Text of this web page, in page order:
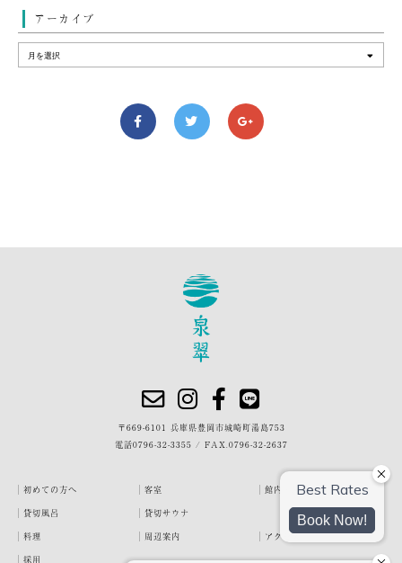
アーカイブ
〒669-6101 兵庫県豊岡市城崎町湯島753
電話0796-32-3355 / FAX.0796-32-2637
初めての方へ 客室
館内・施設
貸切風呂
貸切サウナ
料理
周辺案内
アクセス
採用